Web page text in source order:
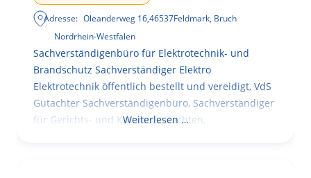
Adresse: Oleanderweg 16,46537Feldmark, Bruch
Nordrhein-Westfalen
Sachverständigenbüro für Elektrotechnik- und
Brandschutz Sachverständiger Elektro
Elektrotechnik öffentlich bestellt und vereidigt, VdS
Gutachter Sachverständigenbüro, Sachverständiger
für Gerichts- und Kammergutachten,
Weiterlesen …